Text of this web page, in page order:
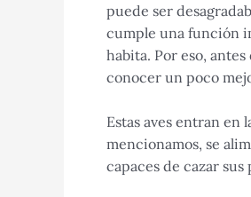
puede ser
cumple una función
habita. Por eso,
conocer un poco
Estas aves entran en
mencionamos, se
capaces de cazar sus